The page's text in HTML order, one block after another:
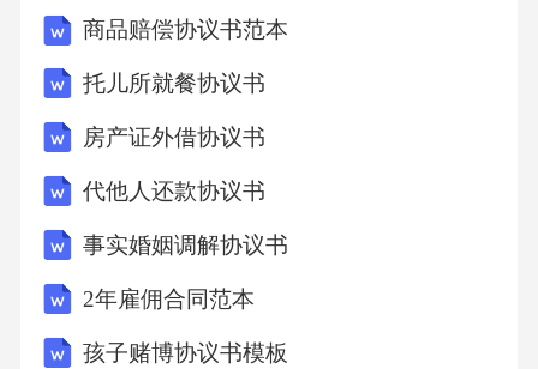
相关疾病遗传倾向既往病史记录详细询问患者
的既往病史，包括曾经罹患的疾病、治疗过程
否与既往疾病有关，为诊断和护理提供依据。
家族病史调查了解患者的家族病史，特别是是
否有关节疾病的遗传倾向。家族史可以帮助评
估患者的关节问题是否有遗传背景，从而采取
针对性的预防和护理措施。既往疾病对当前影
响分析既往疾病对当前关节肿胀的影响，如既
商品赔偿协议书范本
托儿所就餐协议书
房产证外借协议书
代他人还款协议书
事实婚姻调解协议书
2年雇佣合同范本
孩子赌博协议书模板